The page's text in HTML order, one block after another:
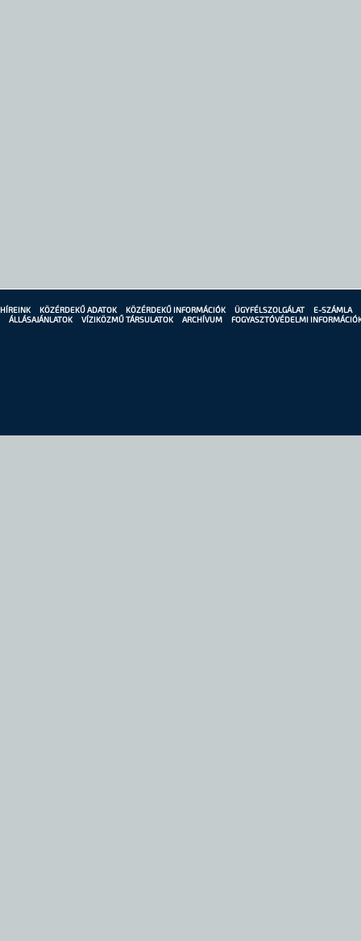
HÍREINK KÖZÉRDEKŰ ADATOK KÖZÉRDEKŰ INFORMÁCIÓK ÜGYFÉLSZOLGÁLAT
E-SZÁMLA
ÁLLÁSAJÁNLATOK
VÍZIKÖZMŰ TÁRSULATOK ARCHÍVUM FOGYASZTÓVÉDELMI